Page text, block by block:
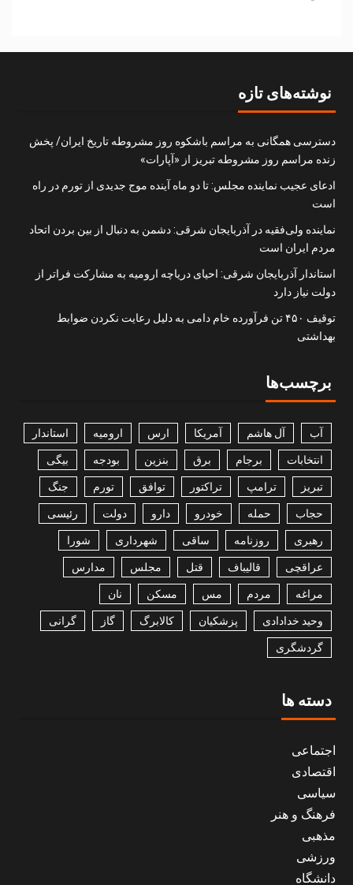
نوشته‌های تازه
دسترسی همگانی به مراسم باشکوه روز مشروطه تاریخ ایران/ پخش
زنده مراسم روز مشروطه تبریز از «آپارات»
ادعای عجیب نماینده مجلس: تا دو ماه آینده موج جدیدی از تورم در راه
است
نماینده ولی‌فقیه در آذربایجان شرقی: دشمن به دنبال از بین بردن اتحاد
مردم ایران است
استاندار آذربایجان شرقی: احیای دریاچه ارومیه به مشارکت فراتر از
دولت نیاز دارد
توقیف ۴۵۰ تن فرآورده خام دامی به دلیل رعایت نکردن ضوابط
بهداشتی
برچسب‌ها
آب آل هاشم آمریکا ارس ارومیه استاندار
انتخابات برجام برق بنزین بودجه بیگی
تبریز ترامپ تراکتور توافق تورم جنگ
حجاب حمله خودرو دارو دولت رئیسی
رهبری روزنامه ساقی شهرداری شورا
عراقچی قالیباف قتل مجلس مدارس
مراغه مردم مس مسکن نان
وحید خدادادی پزشکیان کالابرگ گاز گرانی
گردشگری
دسته ها
اجتماعی
اقتصادی
سیاسی
فرهنگ و هنر
مذهبی
ورزشی
دانشگاه